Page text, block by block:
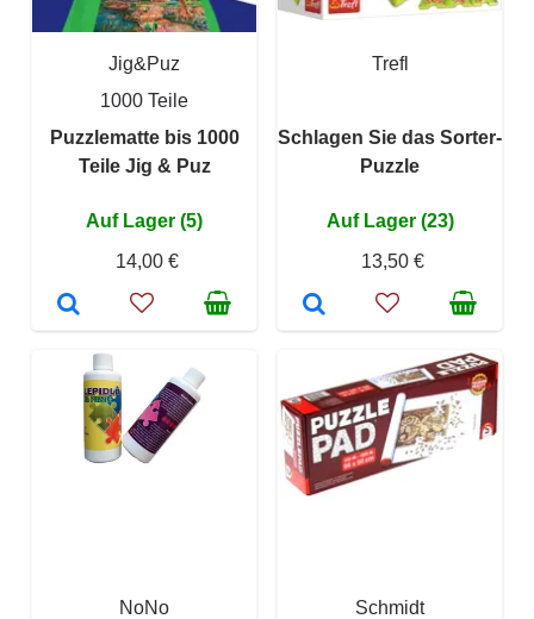
Jig&Puz
1000 Teile
Puzzlematte bis 1000
Teile Jig & Puz
Auf Lager (5)
14,00 €
Trefl
Schlagen Sie das Sorter-
Puzzle
Auf Lager (23)
13,50 €
NoNo
Schmidt